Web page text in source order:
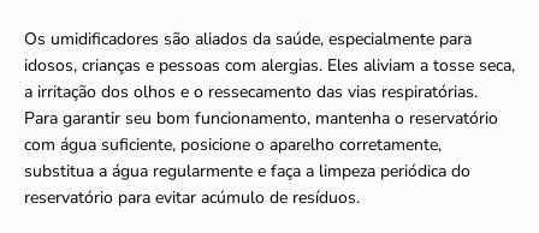
Os umidificadores são aliados da saúde, especialmente para
idosos, crianças e pessoas com alergias. Eles aliviam a tosse seca,
a irritação dos olhos e o ressecamento das vias respiratórias.
Para garantir seu bom funcionamento, mantenha o reservatório
com água suficiente, posicione o aparelho corretamente,
substitua a água regularmente e faça a limpeza periódica do
reservatório para evitar acúmulo de resíduos.